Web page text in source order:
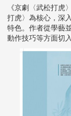
《京劇〈武松打虎
打虎〉為核心，深
特色。作者從學藝
動作技巧等方面切